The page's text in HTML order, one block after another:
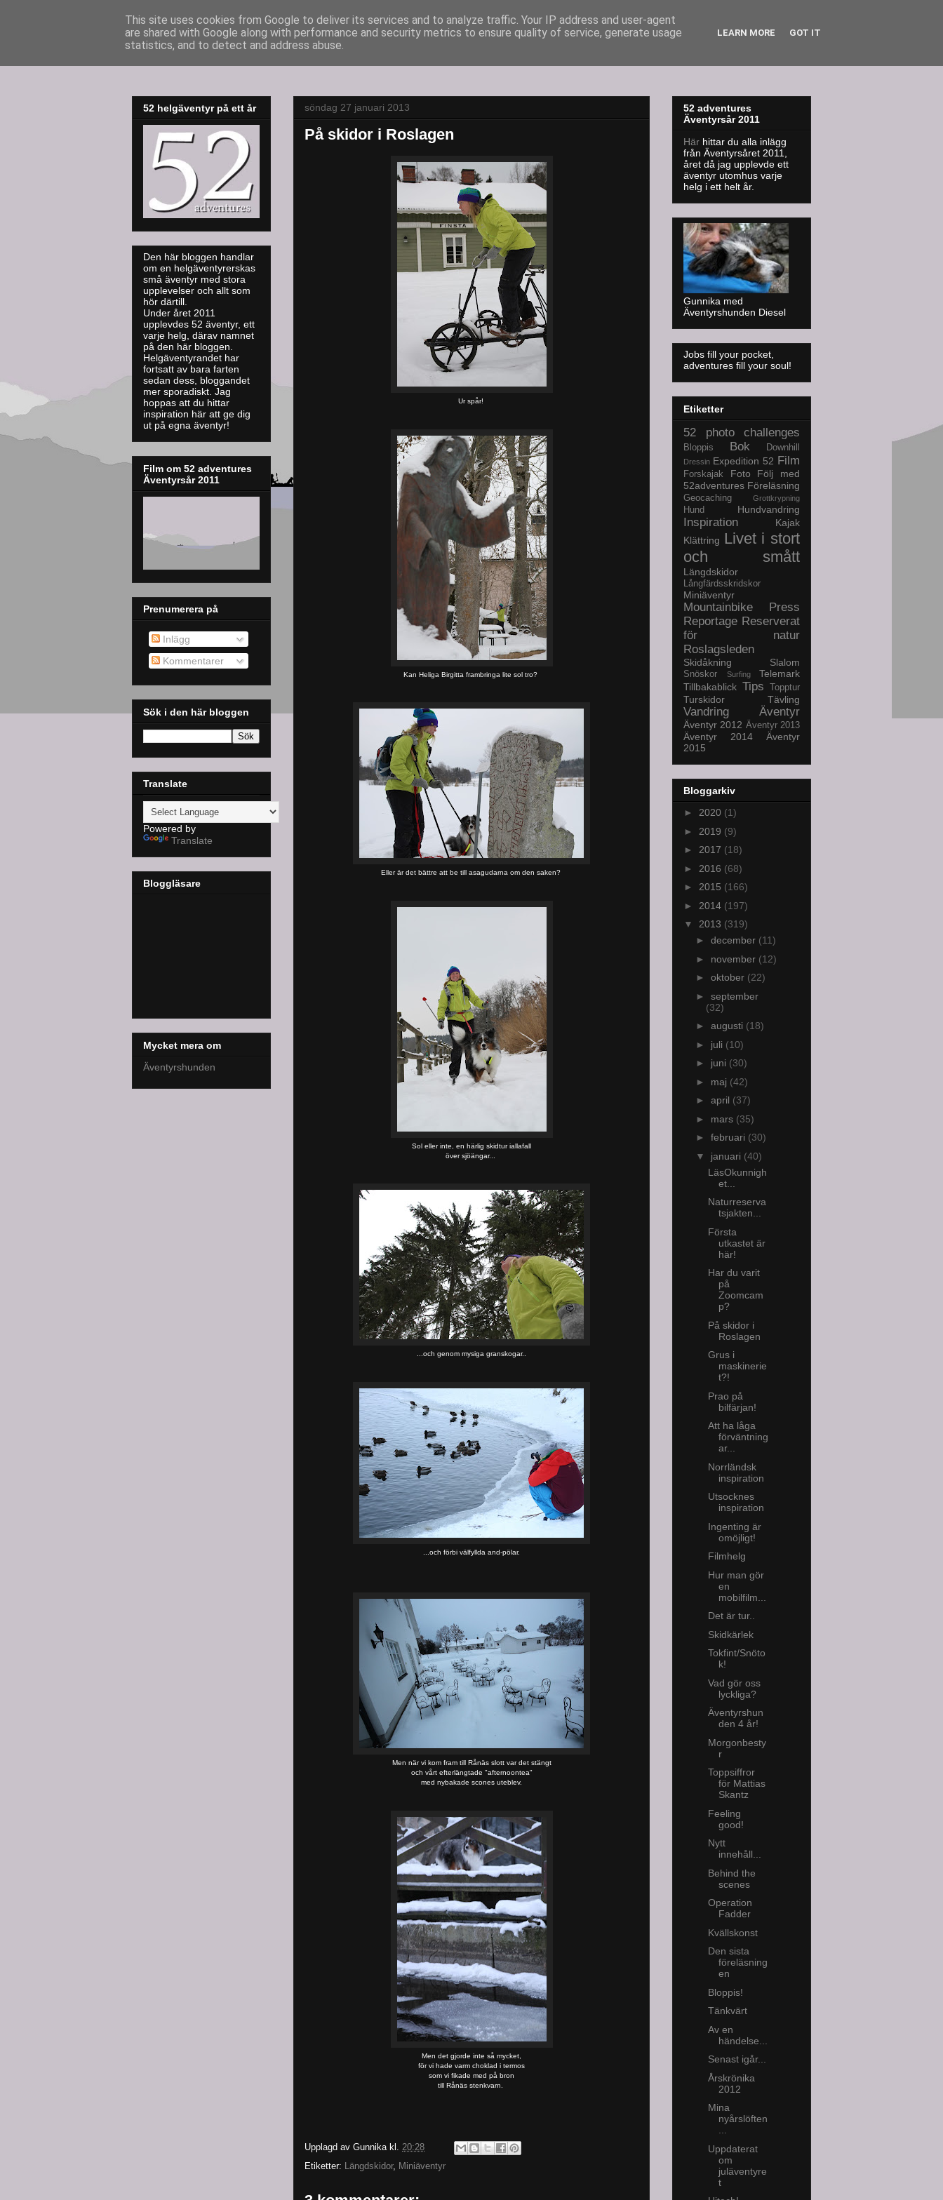
52adventures
söndag 27 januari 2013
På skidor i Roslagen
Ur spår!
Kan Heliga Birgitta frambringa lite sol tro?
Eller är det bättre att be till asagudarna om den saken?
Sol eller inte, en härlig skidtur iallafall
över sjöängar...
...och genom mysiga granskogar..
...och förbi välfyllda and-pölar.
Men när vi kom fram till Rånäs slott var det stängt
och vårt efterlängtade "afternoontea"
med nybakade scones uteblev.
Men det gjorde inte så mycket,
för vi hade varm choklad i termos
som vi fikade med på bron
till Rånäs stenkvarn.
Upplagd av Gunnika kl. 20:28
Etiketter: Längdskidor, Miniäventyr
52 helgäventyr på ett år
Den här bloggen handlar
om en helgäventyrerskas
små äventyr med stora
upplevelser och allt som
hör därtill.
Under året 2011
upplevdes 52 äventyr, ett
varje helg, därav namnet
på den här bloggen.
Helgäventyrandet har
fortsatt av bara farten
sedan dess, bloggandet
mer sporadiskt. Jag
hoppas att du hittar
inspiration här att ge dig
ut på egna äventyr!
Film om 52 adventures
Äventyrsår 2011
Prenumerera på
Inlägg
Kommentarer
Sök i den här bloggen
Translate
Powered by
Translate
Bloggläsare
Mycket mera om
Äventyrshunden
52 adventures
Äventyrsår 2011
Här hittar du alla inlägg
från Äventyrsåret 2011,
året då jag upplevde ett
äventyr utomhus varje
helg i ett helt år.
Gunnika med
Äventyrshunden Diesel
Jobs fill your pocket,
adventures fill your soul!
Etiketter
52 photo challenges
Bloppis Bok Downhill
Dressin Expedition 52 Film
Forskajak Foto
Följ med
52adventures Föreläsning
Geocaching Grottkrypning
Hund Hundvandring
Inspiration
Kajak
Klättring Livet i stort
och smått
Längdskidor
Långfärdsskridskor
Miniäventyr
Mountainbike
Press
Reportage Reserverat
för natur
Roslagsleden
Skidåkning Slalom
Snöskor Surfing
Telemark
Tillbakablick Tips Topptur
Turskidor Tävling
Vandring Äventyr
Äventyr 2012 Äventyr 2013
Äventyr 2014
Äventyr
2015
Bloggarkiv
► 2020 (1)
► 2019 (9)
► 2017 (18)
► 2016 (68)
► 2015 (166)
► 2014 (197)
▼ 2013 (319)
► december (11)
► november (12)
► oktober (22)
► september
(32)
► augusti (18)
► juli (10)
► juni (30)
► maj (42)
► april (37)
► mars (35)
► februari (30)
▼ januari (40)
LäsOkunnigh
et...
Naturreserva
tsjakten...
Första
utkastet är
här!
Har du varit
på
Zoomcam
p?
På skidor i
Roslagen
Grus i
maskinerie
t?!
Prao på
bilfärjan!
Att ha låga
förväntning
ar...
Norrländsk
inspiration
Utsocknes
inspiration
Ingenting är
omöjligt!
Filmhelg
Hur man gör
en
mobilfilm...
Det är tur..
Skidkärlek
Tokfint/Snöto
k!
Vad gör oss
lyckliga?
Äventyrshun
den 4 år!
Morgonbesty
r
Toppsiffror
för Mattias
Skantz
Feeling
good!
Nytt
innehåll...
Behind the
scenes
Operation
Fadder
Kvällskonst
Den sista
föreläsning
en
Bloppis!
Tänkvärt
Av en
händelse...
Senast igår...
Årskrönika
2012
Mina
nyårslöften
Uppdaterat
om
juläventyre
t
This site uses cookies from Google to deliver its services and to analyze traffic. Your IP address and user-agent
are shared with Google along with performance and security metrics to ensure quality of service, generate usage
statistics, and to detect and address abuse.
LEARN MORE GOT IT